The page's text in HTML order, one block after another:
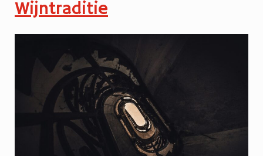
Wijntraditie